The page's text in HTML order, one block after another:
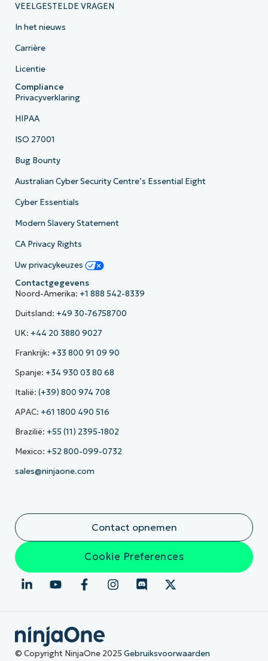
VEELGESTELDE VRAGEN
In het nieuws
Carrière
Licentie
Compliance
Privacyverklaring
HIPAA
ISO 27001
Bug Bounty
Australian Cyber Security Centre’s Essential Eight
Cyber Essentials
Modern Slavery Statement
CA Privacy Rights
Uw privacykeuzes
Contactgegevens
Noord-Amerika: +1 888 542-8339
Duitsland: +49 30-76758700
UK: +44 20 3880 9027
Frankrijk: +33 800 91 09 90
Spanje: +34 930 03 80 68
Italië: (+39) 800 974 708
APAC: +61 1800 490 516
Brazilië: +55 (11) 2395-1802
Mexico: +52 800-099-0732
sales@ninjaone.com
Contact opnemen
Cookie Preferences
© Copyright NinjaOne 2025 Gebruiksvoorwaarden